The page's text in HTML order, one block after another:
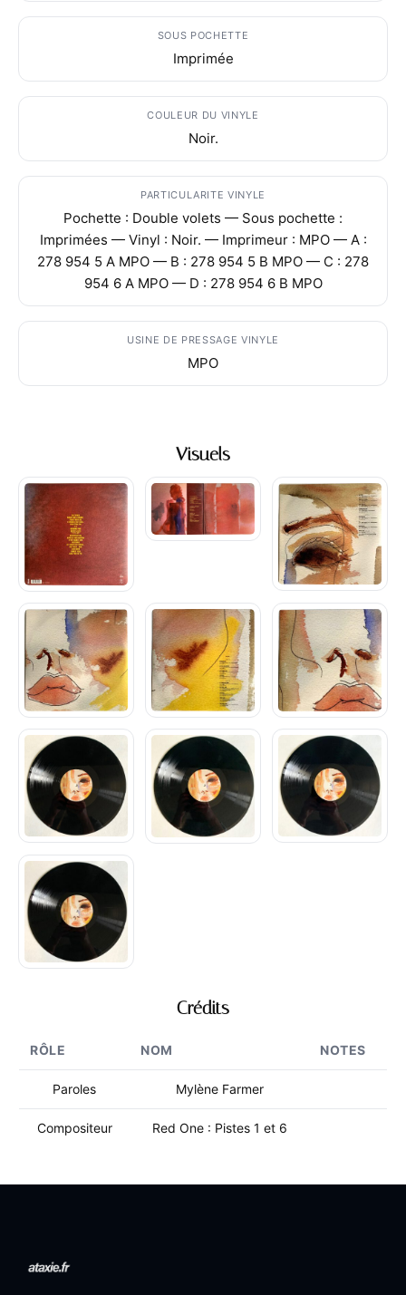
SOUS POCHETTE
Imprimée
COULEUR DU VINYLE
Noir.
PARTICULARITE VINYLE
Pochette : Double volets — Sous pochette :
Imprimées — Vinyl : Noir. — Imprimeur : MPO — A :
278 954 5 A MPO — B : 278 954 5 B MPO — C : 278
954 6 A MPO — D : 278 954 6 B MPO
USINE DE PRESSAGE VINYLE
MPO
Visuels
Crédits
RÔLE NOM NOTES
Paroles Mylène Farmer
Compositeur Red One : Pistes 1 et 6